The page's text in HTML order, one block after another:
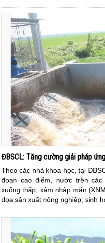
ĐBSCL: Tăng cường giải pháp
Theo các nhà khoa học, tại
đoạn cao điểm, nước trên
xuống thấp; xâm nhập mặn
dọa sản xuất nông nghiệp, sinh